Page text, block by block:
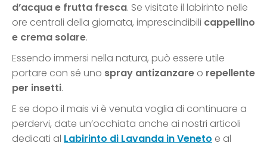
d’acqua e frutta fresca. Se visitate il labirinto nelle
ore centrali della giornata, imprescindibili cappellino
e crema solare.
Essendo immersi nella natura, può essere utile
portare con sé uno spray antizanzare o repellente
per insetti.
E se dopo il mais vi è venuta voglia di continuare a
perdervi, date un’occhiata anche ai nostri articoli
dedicati al Labirinto di Lavanda in Veneto e al